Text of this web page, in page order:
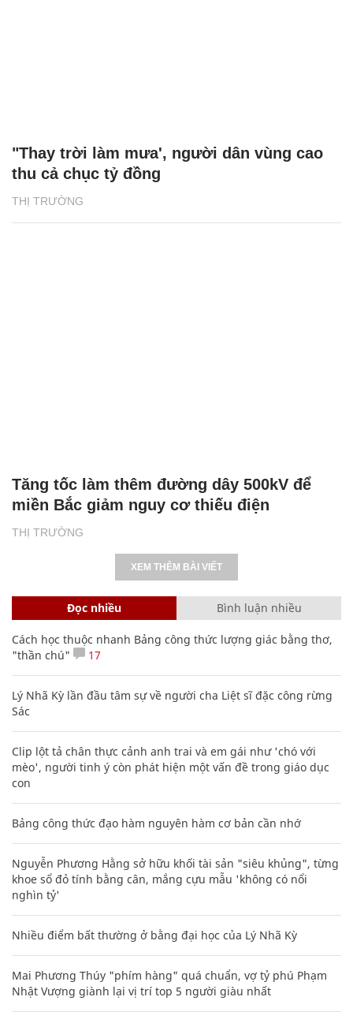
THỊ TRƯỜNG
"Thay trời làm mưa', người dân vùng cao
thu cả chục tỷ đồng
THỊ TRƯỜNG
Tăng tốc làm thêm đường dây 500kV để
miền Bắc giảm nguy cơ thiếu điện
XEM THÊM BÀI VIẾT
Đọc nhiều Bình luận nhiều
Cách học thuộc nhanh Bảng công thức lượng giác bằng thơ,
"thần chú"
17
Lý Nhã Kỳ lần đầu tâm sự về người cha Liệt sĩ đặc công rừng
Sác
Clip lột tả chân thực cảnh anh trai và em gái như 'chó với
mèo', người tinh ý còn phát hiện một vấn đề trong giáo dục
con
Bảng công thức đạo hàm nguyên hàm cơ bản cần nhớ
Nguyễn Phương Hằng sở hữu khối tài sản "siêu khủng", từng
khoe sổ đỏ tính bằng cân, mắng cựu mẫu 'không có nổi
nghìn tỷ'
Nhiều điểm bất thường ở bằng đại học của Lý Nhã Kỳ
Mai Phương Thúy "phím hàng" quá chuẩn, vợ tỷ phú Phạm
Nhật Vượng giành lại vị trí top 5 người giàu nhất